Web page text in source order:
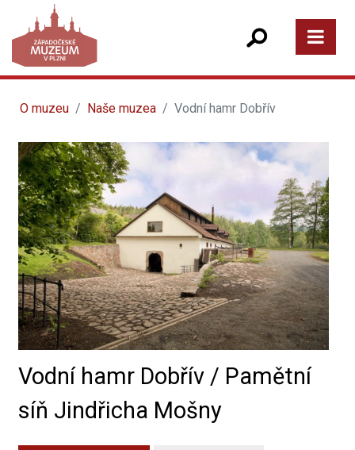
O muzeu Naše muzea Vodní hamr Dobřív
Vodní hamr Dobřív / Pamětní
síň Jindřicha Mošny